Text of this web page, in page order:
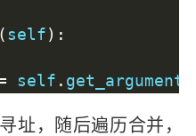
(self):
self . get_argument
，随后遍历合并，